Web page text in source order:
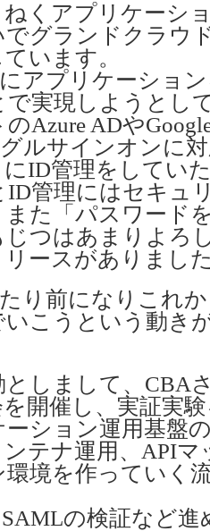
くアプリケーシ
でグランドクラウ
います。
アプリケーショ
で実現しようとし
Azure ADや
ルサインオンに
にID管理をしてい
ID管理にはセキュ
た「パスワード
じつはあまりよろ
ースがありまし
り前になりこれ
こうという動き
しまして、CBA
開催し、実証実
ーション運用基盤
ンテナ運用、API
境を作っていく
の検証など